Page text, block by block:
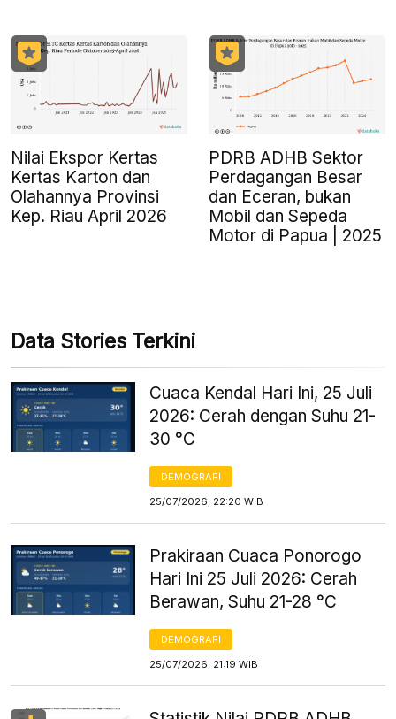
Nilai Ekspor Kertas
Kertas Karton dan
Olahannya Provinsi
Kep. Riau April 2026
PDRB ADHB Sektor
Perdagangan Besar
dan Eceran, bukan
Mobil dan Sepeda
Motor di Papua | 2025
Data Stories Terkini
Cuaca Kendal Hari Ini, 25 Juli
2026: Cerah dengan Suhu 21-
30 °C
DEMOGRAFI
25/07/2026, 22:20 WIB
Prakiraan Cuaca Ponorogo
Hari Ini 25 Juli 2026: Cerah
Berawan, Suhu 21-28 °C
DEMOGRAFI
25/07/2026, 21:19 WIB